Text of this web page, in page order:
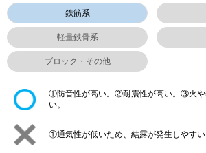
鉄筋系
軽量鉄骨系
ブロック・その他
①防音性が高い。②耐震性が高い。③火や
い。
①通気性が低いため、結露が発生しやす